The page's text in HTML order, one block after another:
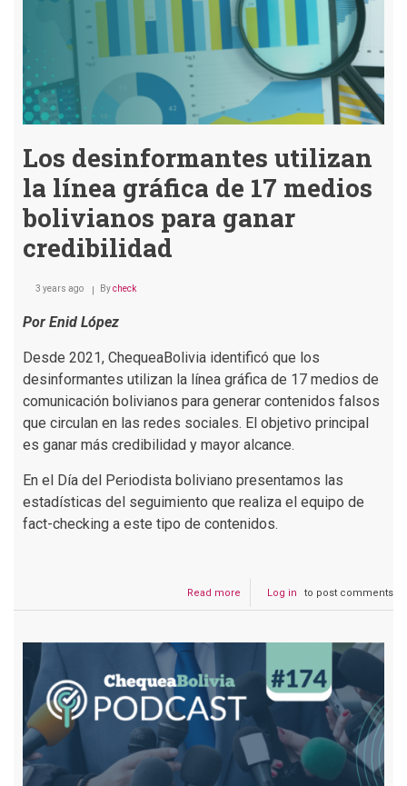
Los desinformantes utilizan
la línea gráfica de 17 medios
bolivianos para ganar
credibilidad
3 years ago Bycheck
Por Enid López
Desde 2021, ChequeaBolivia identificó que los
desinformantes utilizan la línea gráfica de 17 medios de
comunicación bolivianos para generar contenidos falsos
que circulan en las redes sociales. El objetivo principal
es ganar más credibilidad y mayor alcance.
En el Día del Periodista boliviano presentamos las
estadísticas del seguimiento que realiza el equipo de
fact-checking a este tipo de contenidos.
Read more
Los
gráfica
de
17
medios
bolivianos
para
Log in to post comments